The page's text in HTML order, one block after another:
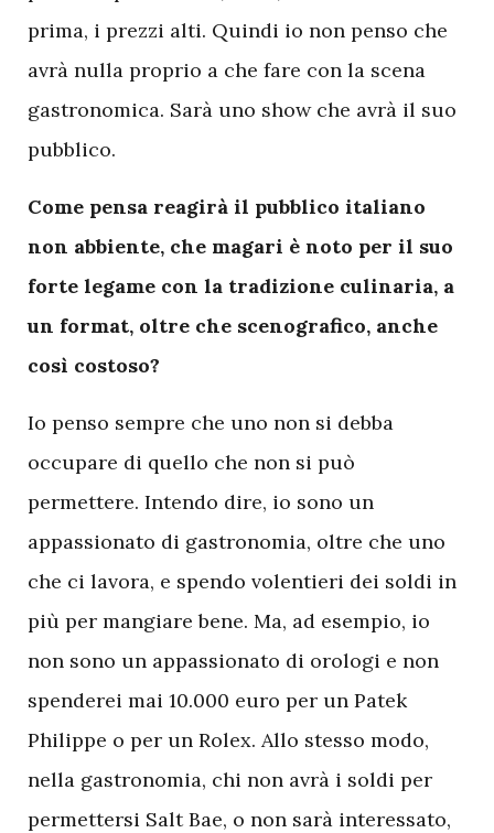
prima, i prezzi alti. Quindi io non penso che
avrà nulla proprio a che fare con la scena
gastronomica. Sarà uno show che avrà il suo
pubblico.
Come pensa reagirà il pubblico italiano
non abbiente, che magari è noto per il suo
forte legame con la tradizione culinaria, a
un format, oltre che scenografico, anche
così costoso?
Io penso sempre che uno non si debba
occupare di quello che non si può
permettere. Intendo dire, io sono un
appassionato di gastronomia, oltre che uno
che ci lavora, e spendo volentieri dei soldi in
più per mangiare bene. Ma, ad esempio, io
non sono un appassionato di orologi e non
spenderei mai 10.000 euro per un Patek
Philippe o per un Rolex. Allo stesso modo,
nella gastronomia, chi non avrà i soldi per
permettersi Salt Bae, o non sarà interessato,